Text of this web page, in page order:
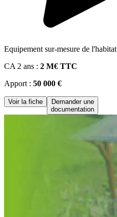
Equipement sur-mesure de l'habitat
CA 2 ans : 2 M€ TTC
Apport : 50 000 €
Voir la fiche
Demander une
documentation